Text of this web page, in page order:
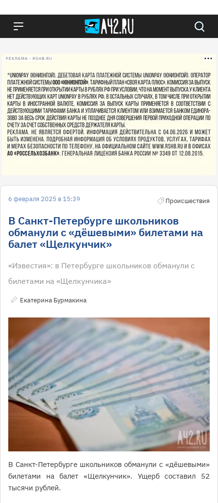
РЕКЛАМА • RSHB.RU
6 февраля 2025 в 15:39 Происшествия
В Санкт-Петербурге школьников
обманули с «дёшевыми» билетами на
балет «Щелкунчик»
«Известия»: в Петербурге школьников обманули с
билетами на «Щелкунчика»
Екатерина Бурмакина
В Санкт-Петербурге школьников обманули с «дёшевыми»
билетами на балет «Щелкунчик». Ущерб составил 52
тысячи рублей.